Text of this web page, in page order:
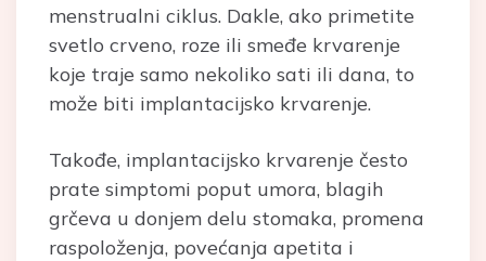
menstrualni ciklus. Dakle, ako primetite
svetlo crveno, roze ili smeđe krvarenje
koje traje samo nekoliko sati ili dana, to
može biti implantacijsko krvarenje.
Takođe, implantacijsko krvarenje često
prate simptomi poput umora, blagih
grčeva u donjem delu stomaka, promena
raspoloženja, povećanja apetita i